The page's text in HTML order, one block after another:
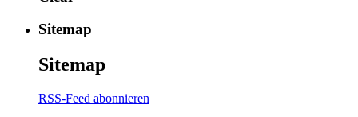
Sitemap
Sitemap
RSS-Feed abonnieren